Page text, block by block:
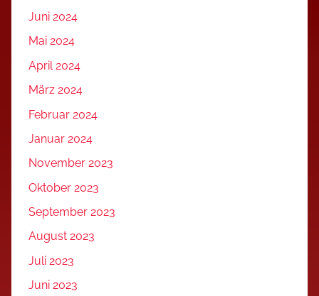
Juni 2024
Mai 2024
April 2024
März 2024
Februar 2024
Januar 2024
November 2023
Oktober 2023
September 2023
August 2023
Juli 2023
Juni 2023